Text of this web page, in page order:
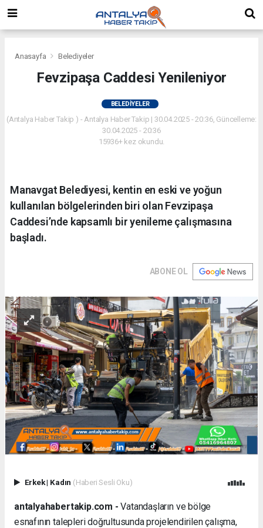
Anasayfa Belediyeler
Fevzipaşa Caddesi Yenileniyor
BELEDIYELER
(Antalya Haber Takip ) - Antalya Haber Takip | 30.04.2025 - 20:36, Güncelleme:
30.04.2025 - 20:36
15936+ kez okundu.
Manavgat Belediyesi, kentin en eski ve yoğun
kullanılan bölgelerinden biri olan Fevzipaşa
Caddesi’nde kapsamlı bir yenileme çalışmasına
başladı.
ABONE OL
Erkek| Kadın (Haberi Sesli Oku)
antalyahabertakip.com - Vatandaşların ve bölge
esnafının talepleri doğrultusunda projelendirilen çalışma,